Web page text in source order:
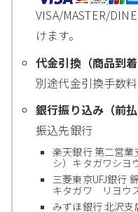
VISA/MASTER/
けます。
代金引換（商品到着
別途代金引換手数料
銀行振り込み（前払
振込先銀行
楽天銀行 第二営業
シ）キタガワシヨ
三菱東京UFJ銀行
キタガワ リヨウ
みずほ銀行 北沢支